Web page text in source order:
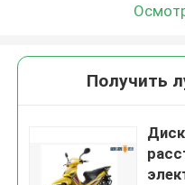
Получить